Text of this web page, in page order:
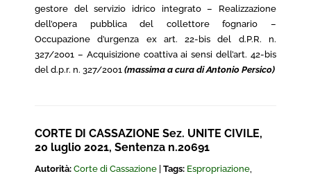
gestore del servizio idrico integrato – Realizzazione
dell’opera pubblica del collettore fognario –
Occupazione d’urgenza ex art. 22-bis del d.P.R. n.
327/2001 – Acquisizione coattiva ai sensi dell’art. 42-bis
del d.p.r. n. 327/2001 (massima a cura di Antonio Persico)
CORTE DI CASSAZIONE Sez. UNITE CIVILE,
20 luglio 2021, Sentenza n.20691
Autorità: Corte di Cassazione Tags: Espropriazione,